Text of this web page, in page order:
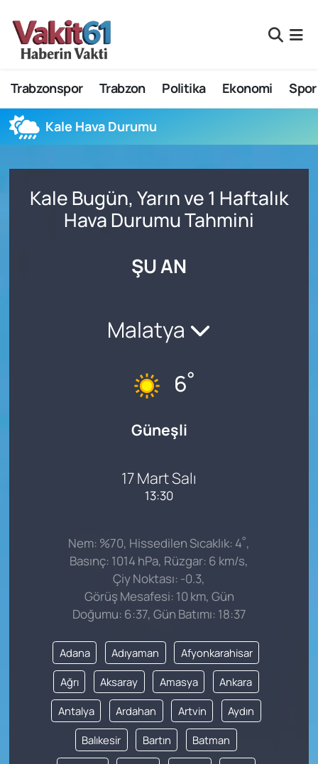
Trabzonspor Trabzon Politika Ekonomi Spor
Kale Hava Durumu
Kale Bugün, Yarın ve 1 Haftalık
Hava Durumu Tahmini
ŞU AN
Malatya
6°
Güneşli
17 Mart Salı
13:30
Nem: %70, Hissedilen Sıcaklık: 4°,
Basınç: 1014 hPa, Rüzgar: 6 km/s,
Çiy Noktası: -0.3,
Görüş Mesafesi: 10 km, Gün
Doğumu: 6:37, Gün Batımı: 18:37
Adana Adıyaman Afyonkarahisar
Ağrı Aksaray Amasya Ankara
Antalya Ardahan Artvin Aydın
Balıkesir Bartın Batman
Nöbetçi Eczaneler
Hava Durumu
Namaz Vakitleri
Süper Lig Puan Durumu ve Fikstür
Son Dakika Haberleri